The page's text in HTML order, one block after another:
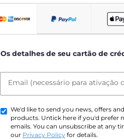
Os detalhes de seu cartão de
Email (necessário para ativação
We'd like to send you news, offers
products. Untick here if you'd prefer
emails. You can unsubscribe at any
our Privacy Policy for details.